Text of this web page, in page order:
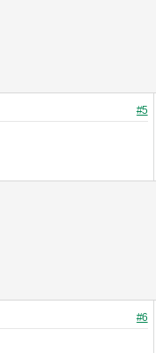
#5
#6